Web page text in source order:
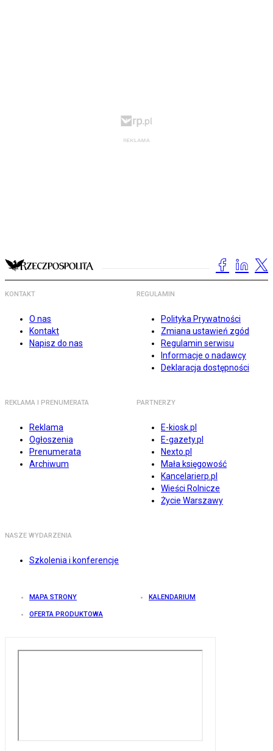
KONTAKT
O nas
Kontakt
Napisz do nas
REGULAMIN
Polityka Prywatności
Zmiana ustawień zgód
Regulamin serwisu
Informacje o nadawcy
Deklaracja dostępności
REKLAMA I PRENUMERATA
Reklama
Ogłoszenia
Prenumerata
Archiwum
PARTNERZY
E-kiosk.pl
E-gazety.pl
Nexto.pl
Mała księgowość
Kancelarierp.pl
Wieści Rolnicze
Życie Warszawy
NASZE WYDARZENIA
Szkolenia i konferencje
MAPA STRONY KALENDARIUM
OFERTA PRODUKTOWA